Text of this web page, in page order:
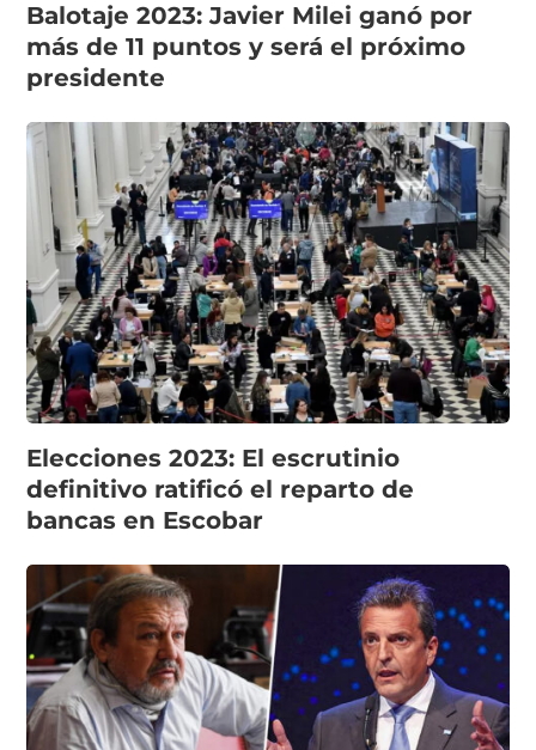
Balotaje 2023: Javier Milei ganó por
más de 11 puntos y será el próximo
presidente
Elecciones 2023: El escrutinio
definitivo ratificó el reparto de
bancas en Escobar